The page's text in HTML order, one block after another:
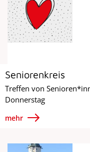
Seniorenkreis
Treffen von
Donnerstag
mehr